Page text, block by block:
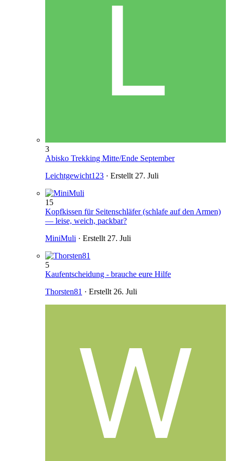
3
Abisko Trekking Mitte/Ende September
Leichtgewicht123 · Erstellt 27. Juli
15
Kopfkissen für Seitenschläfer (schlafe auf den Armen)
— leise, weich, packbar?
MiniMuli · Erstellt 27. Juli
5
Kaufentscheidung - brauche eure Hilfe
Thorsten81 · Erstellt 26. Juli